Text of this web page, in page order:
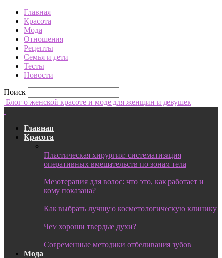
Главная
Красота
Мода
Отношения
Рецепты
Семья и дети
Тесты
Новости
Поиск
Блог о женской красоте и моде для женщин и девушек
Главная
Красота
Пластическая хирургия: систематизация
оперативных вмешательств по зонам тела
Мезотерапия для волос: что это, как работает и
кому показана?
Как выбрать лучшую косметологическую клинику
Чем хороши твердые духи?
Современные методики отбеливания зубов
Мода